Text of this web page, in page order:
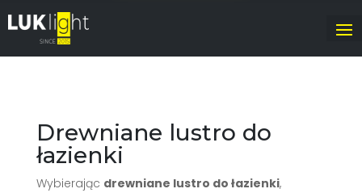
Drewniane lustro do
łazienki
Wybierając drewniane lustro do łazienki,